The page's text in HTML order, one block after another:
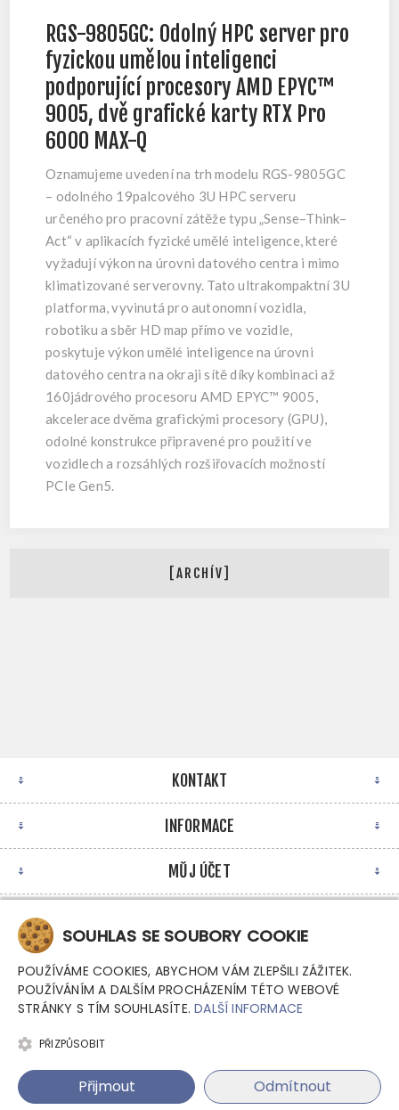
RGS-9805GC: Odolný HPC server pro
fyzickou umělou inteligenci
podporující procesory AMD EPYC™
9005, dvě grafické karty RTX Pro
6000 MAX-Q
Oznamujeme uvedení na trh modelu RGS-9805GC
– odolného 19palcového 3U HPC serveru
určeného pro pracovní zátěže typu „Sense–Think–
Act“ v aplikacích fyzické umělé inteligence, které
vyžadují výkon na úrovni datového centra i mimo
klimatizované serverovny. Tato ultrakompaktní 3U
platforma, vyvinutá pro autonomní vozidla,
robotiku a sběr HD map přímo ve vozidle,
poskytuje výkon umělé inteligence na úrovni
datového centra na okraji sítě díky kombinaci až
160jádrového procesoru AMD EPYC™ 9005,
akcelerace dvěma grafickými procesory (GPU),
odolné konstrukce připravené pro použití ve
vozidlech a rozsáhlých rozšiřovacích možností
PCIe Gen5.
[ARCHÍV]
KONTAKT
INFORMACE
MŮJ ÚČET
Všechna práva vyhrazena.
SOUHLAS SE SOUBORY COOKIE
POUŽÍVÁME COOKIES, ABYCHOM VÁM ZLEPŠILI ZÁŽITEK.
POUŽÍVÁNÍM A DALŠÍM PROCHÁZENÍM TÉTO WEBOVÉ
STRÁNKY S TÍM SOUHLASÍTE.DALŠÍ INFORMACE
PŘIZPŮSOBIT
Přijmout Odmítnout